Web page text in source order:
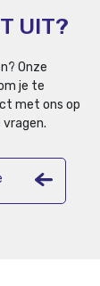
UIT?
Onze
je te
met ons op